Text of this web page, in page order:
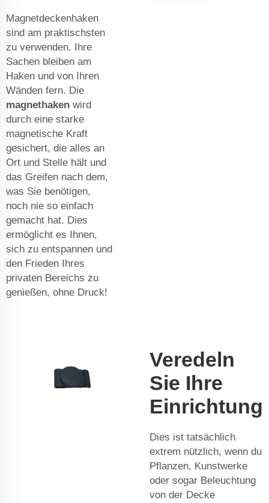
Magnetdeckenhaken
sind am praktischsten
zu verwenden. Ihre
Sachen bleiben am
Haken und von Ihren
Wänden fern. Die
magnethaken wird
durch eine starke
magnetische Kraft
gesichert, die alles an
Ort und Stelle hält und
das Greifen nach dem,
was Sie benötigen,
noch nie so einfach
gemacht hat. Dies
ermöglicht es Ihnen,
sich zu entspannen und
den Frieden Ihres
privaten Bereichs zu
genießen, ohne Druck!
Veredeln
Sie Ihre
Einrichtung
Dies ist tatsächlich
extrem nützlich, wenn du
Pflanzen, Kunstwerke
oder sogar Beleuchtung
von der Decke